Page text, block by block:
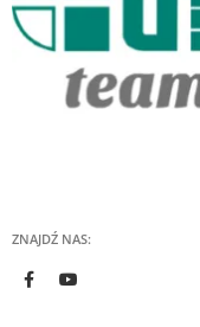
ZNAJDŹ NAS: